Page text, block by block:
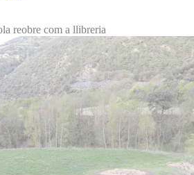
reobre com a llibreria